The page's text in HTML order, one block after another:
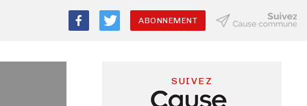
ABONNEMENT
SUIVEZ